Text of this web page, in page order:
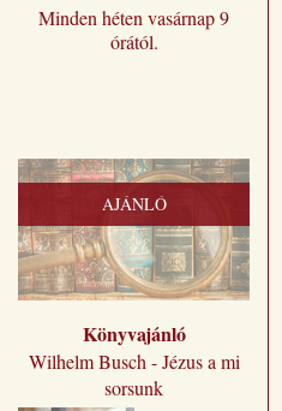
Minden héten vasárnap 9
órától.
AJÁNLÓ
Könyvajánló
Wilhelm Busch - Jézus a mi
sorsunk